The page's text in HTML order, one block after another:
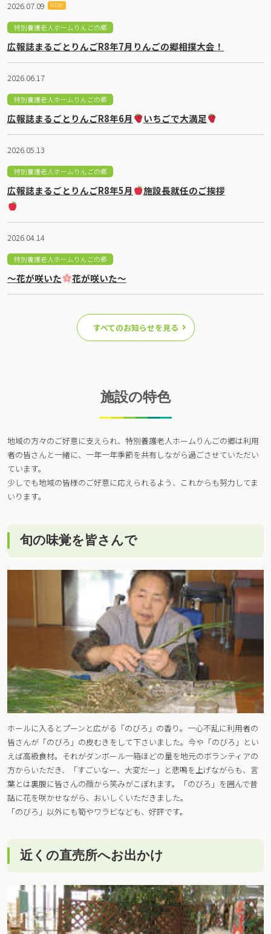
2026.07.09 NEW!
広報誌まるごとりんごR8年7月りんごの郷相撲大会！
特別養護老人ホームりんごの郷
2026.06.17
広報誌まるごとりんごR8年6月 いちごで大満足
特別養護老人ホームりんごの郷
2026.05.13
広報誌まるごとりんごR8年5月 施設長就任のご挨拶
特別養護老人ホームりんごの郷
2026.04.14
～花が咲いた 花が咲いた～
特別養護老人ホームりんごの郷
すべてのお知らせを見る
施設の特色
地域の方々のご好意に支えられ、特別養護老人ホームりんごの郷は利用
者の皆さんと一緒に、一年一年季節を共有しながら過ごさせていただい
ています。
少しでも地域の皆様のご好意に応えられるよう、これからも努力してま
いります。
旬の味覚を皆さんで
ホールに入るとプーンと広がる「のびろ」の香り。一心不乱に利用者の
皆さんが「のびろ」の皮むきをして下さいました。今や「のびろ」とい
えば高級食材。それがダンボール一箱ほどの量を地元のボランティアの
方からいただき、「すごいなー、大変だー」と悲鳴を上げながらも、言
葉とは裏腹に皆さんの顔から笑みがこぼれます。「のびろ」を囲んで昔
話に花を咲かせながら、おいしくいただきました。
「のびろ」以外にも筍やワラビなども、好評です。
近くの直売所へお出かけ